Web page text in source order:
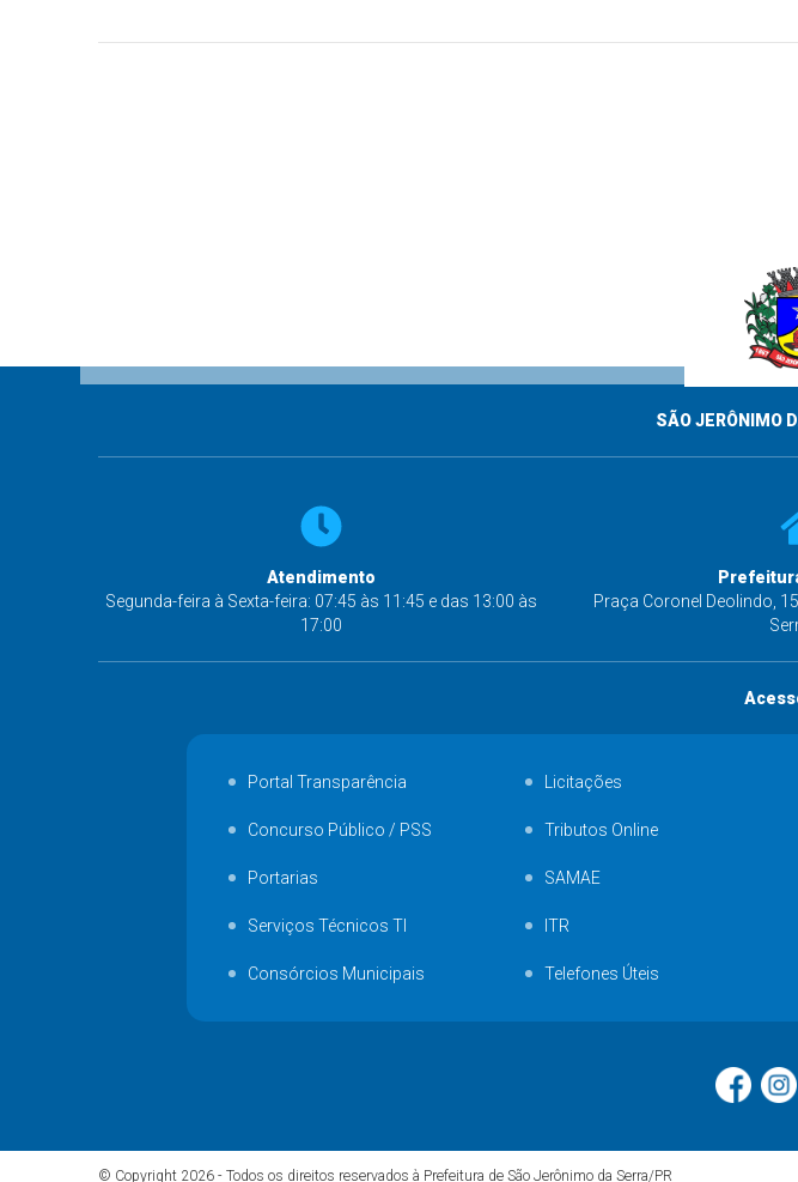
SÃO JERÔNIMO
Atendimento
Segunda-feira à Sexta-feira: 07:45 às 11:45 e das 13:00 às
17:00
Praça Coronel Deolindo,
Portal Transparência Licitações
Concurso Público / PSS Tributos Online
Portarias SAMAE
Serviços Técnicos TI ITR
Consórcios Municipais Telefones Úteis
© Copyright 2026 - Todos os direitos reservados à Prefeitura de São Jerônimo da Serra/PR